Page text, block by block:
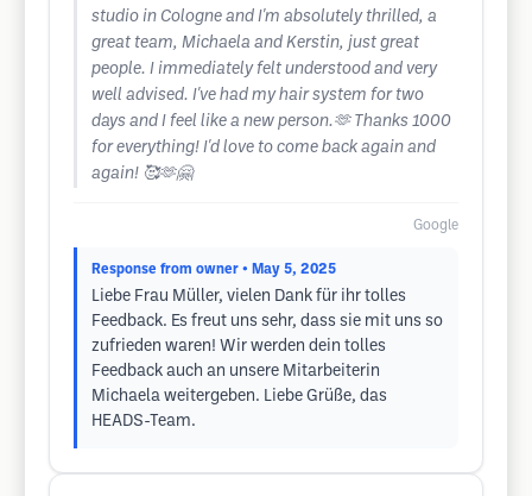
studio in Cologne and I'm absolutely thrilled, a
great team, Michaela and Kerstin, just great
people. I immediately felt understood and very
well advised. I've had my hair system for two
days and I feel like a new person.🫶 Thanks 1000
for everything! I'd love to come back again and
again! 🥰🫶🤗
Google
Response from owner • May 5, 2025
Liebe Frau Müller, vielen Dank für ihr tolles
Feedback. Es freut uns sehr, dass sie mit uns so
zufrieden waren! Wir werden dein tolles
Feedback auch an unsere Mitarbeiterin
Michaela weitergeben. Liebe Grüße, das
HEADS-Team.